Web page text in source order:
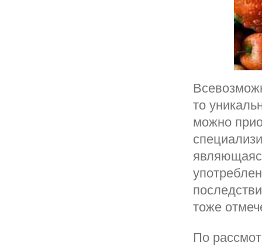
то
можно
тоже
По